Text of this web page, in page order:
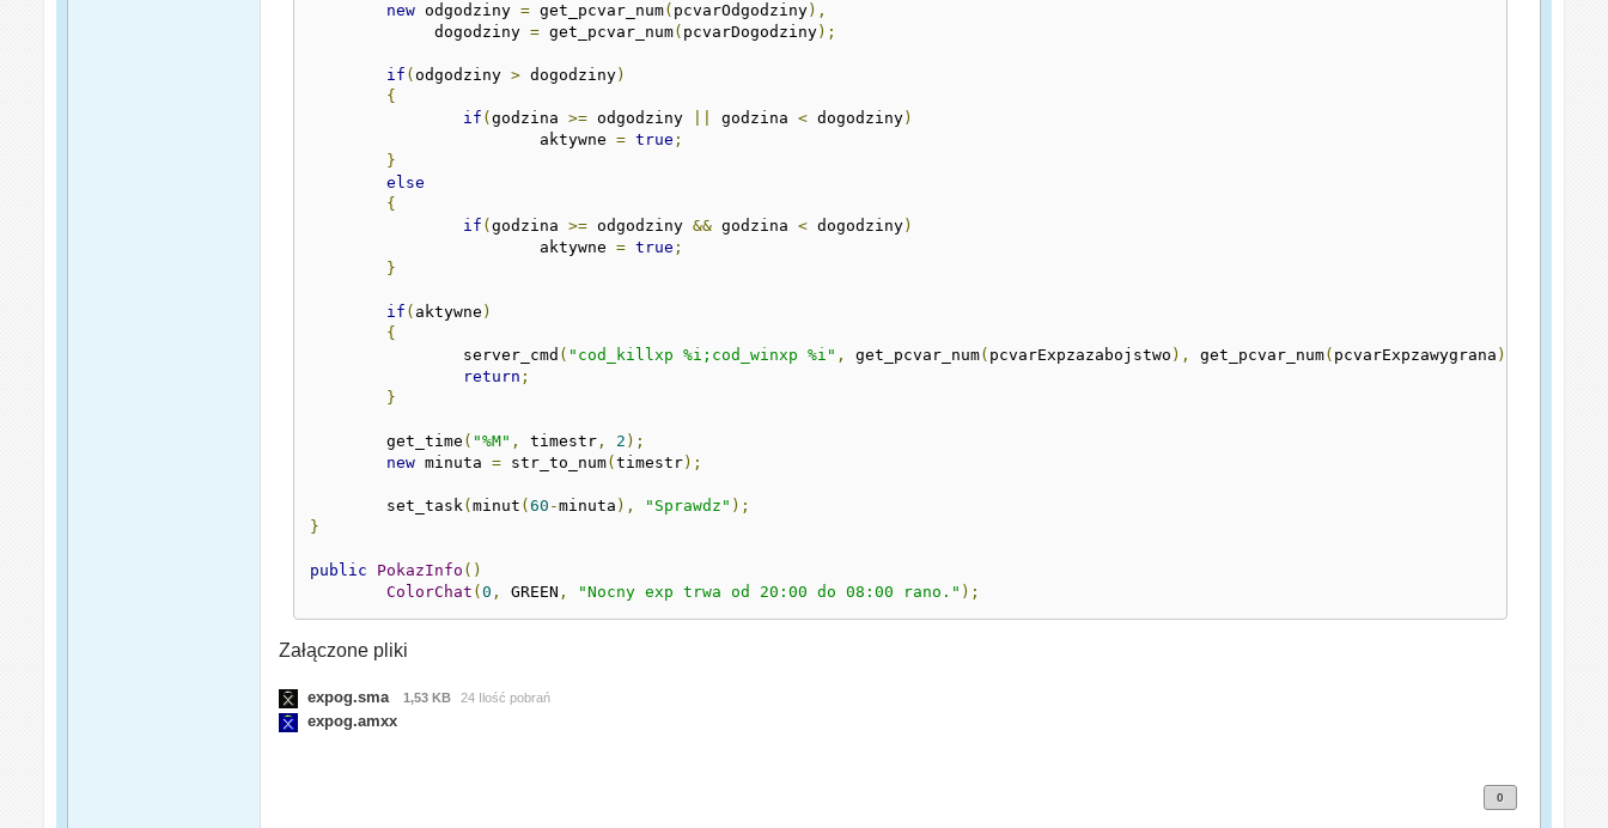
new odgodziny = get_pcvar_num( pcvarOdgodziny),
	     dogodziny
= get_pcvar_num( pcvarDogodziny);
if (odgodziny > dogodziny)
{
if (godzina >= odgodziny godzina < dogodziny)
			aktywne
= true ;
}
else
{
if (godzina >= odgodziny && godzina < dogodziny)
			aktywne
= true ;
}
if ( aktywne )
{
		server_cmd
( "cod_killxp %i;cod_winxp %i" , get_pcvar_num( pcvarExpzazabojstwo ), get_pcvar_num( pcvarExpzawygrana ));
return ;
}
	get_time
( "%M" , timestr , 2 );
new minuta = str_to_num(timestr);
	set_task
(minut (60 -minuta ), "Sprawdz" );
}
public PokazInfo ()
ColorChat (0 , GREEN , "Nocny exp trwa od 20:00 do 08:00 rano." );
Załączone pliki
expog.sma 1,53 KB 24 Ilość pobrań
expog.amxx
0